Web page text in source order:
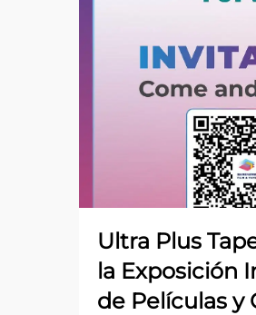
Ultra Plus
la Exposición
de Películas y